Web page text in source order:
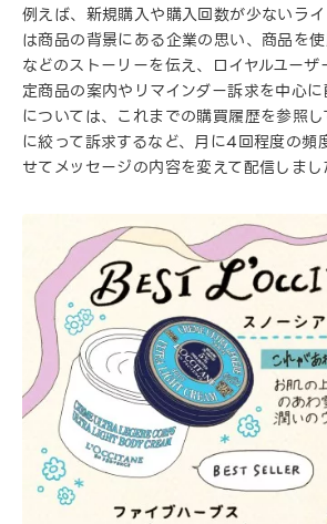
例えば、新規購入や購入回数が少ないラ
は商品の背景にある企業の思い、商品を
などのストーリーを伝え、ロイヤルユー
定商品の案内やリマインダー訴求を中心
については、これまでの購買履歴を参照
に絞って訴求するなど、月に4回程度の頻
せてメッセージの内容を変えて配信しまし